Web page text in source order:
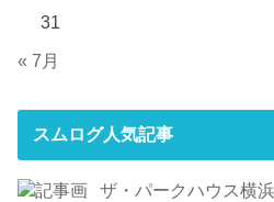
31
« 7月
スムログ人気記事
ザ・パークハウス横